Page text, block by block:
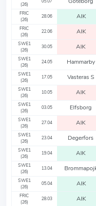
(26)
FRIC
(26)
28.06 AIK
FRIC
(26)
22.06 AIK
SWE1
(26)
30.05 AIK
SWE1
(26)
24.05 Hammarby
SWE1
(26)
17.05 Vasteras S
SWE1
(26)
10.05 AIK
SWE1
(26)
03.05 Elfsborg
SWE1
(26)
27.04 AIK
SWE1
(26)
23.04 Degerfors
SWE1
(26)
19.04 AIK
SWE1
(26)
13.04
SWE1
(26)
05.04 AIK
FRIC
(26)
28.03 AIK